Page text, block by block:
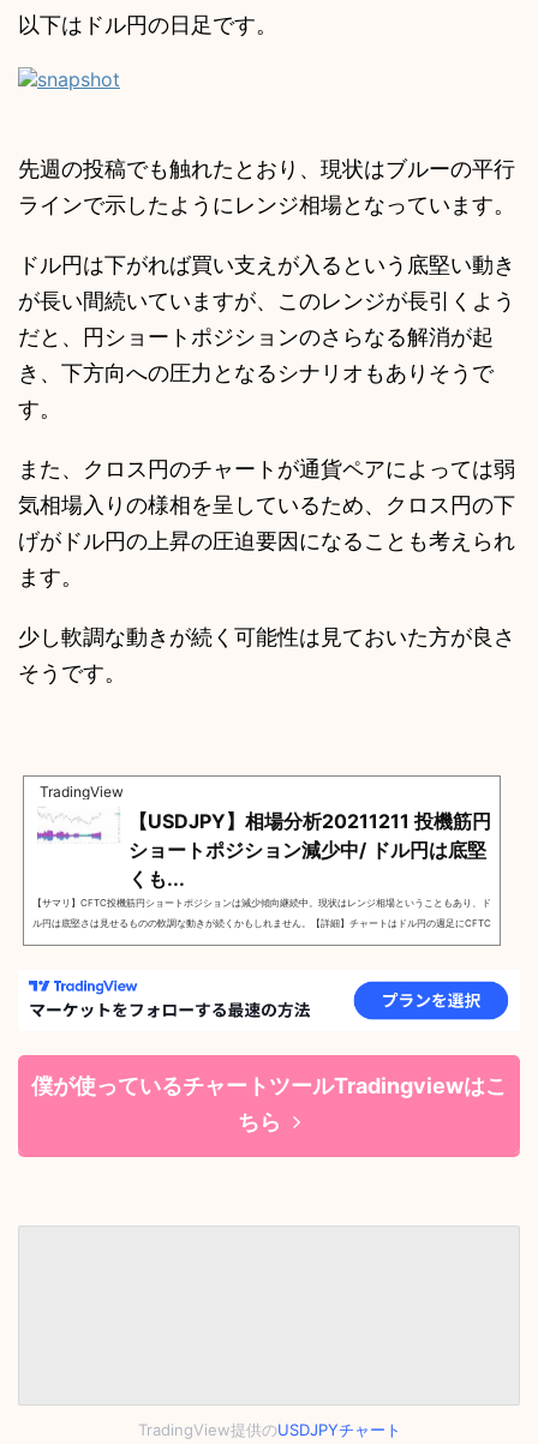
以下はドル円の日足です。
先週の投稿でも触れたとおり、現状はブルーの平行
ラインで示したようにレンジ相場となっています。
ドル円は下がれば買い支えが入るという底堅い動き
が長い間続いていますが、このレンジが長引くよう
だと、円ショートポジションのさらなる解消が起
き、下方向への圧力となるシナリオもありそうで
す。
また、クロス円のチャートが通貨ペアによっては弱
気相場入りの様相を呈しているため、クロス円の下
げがドル円の上昇の圧迫要因になることも考えられ
ます。
少し軟調な動きが続く可能性は見ておいた方が良さ
そうです。
TradingView
【USDJPY】相場分析20211211 投機筋円
ショートポジション減少中/ ドル円は底堅
くも...
【サマリ】CFTC投機筋円ショートポジションは減少傾向継続中。現状はレンジ相場ということもあり、ド
ル円は底堅さは見せるものの軟調な動きが続くかもしれません。【詳細】チャートはドル円の週足にCFTC
（米商品先物取引委員会）投機筋建玉データを表示したもの。https://www.tradingview.com/x/9Xadnnv
一方で以下のチャートでわかるように円のロング(グリーンのライン)も減少しています。https://www.tra
dingview.com/x/r3Oz0H3z/オ...
僕が使っているチャートツールTradingviewはこ
ちら
TradingView提供のUSDJPYチャート